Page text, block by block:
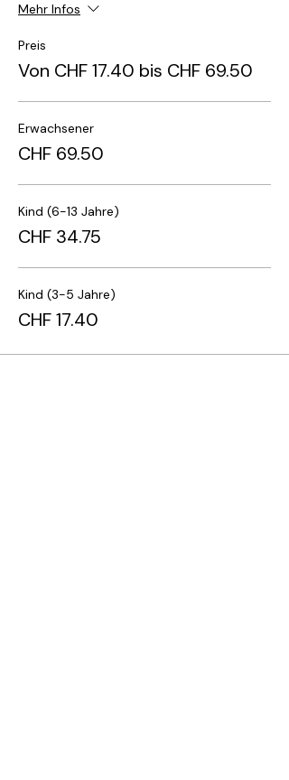
Mehr Infos
Preis
Von CHF 17.40 bis CHF 69.50
Erwachsener
CHF 69.50
Kind (6-13 Jahre)
CHF 34.75
Kind (3-5 Jahre)
CHF 17.40